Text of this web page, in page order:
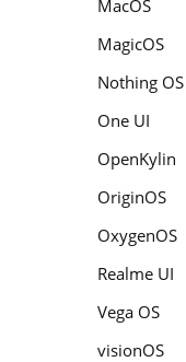
MacOS
MagicOS
Nothing OS
One UI
OpenKylin
OriginOS
OxygenOS
Realme UI
Vega OS
visionOS